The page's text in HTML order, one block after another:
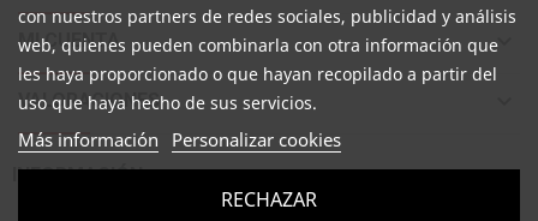
MI CUENTA keyboard_arrow_down
VALORACIONES
INFORMACIÓN 
con nuestros partners de redes sociales, publicidad y análisis
web, quienes pueden combinarla con otra información que
les haya proporcionado o que hayan recopilado a partir del
uso que haya hecho de sus servicios.
Más información Personalizar cookies
RECHAZAR